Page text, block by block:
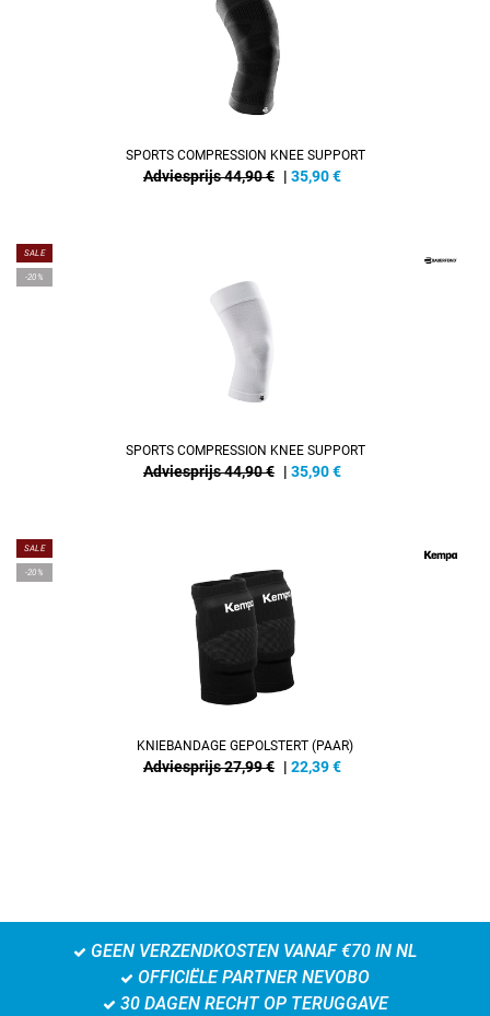
SPORTS COMPRESSION KNEE SUPPORT
Adviesprijs 44,90 € | 35,90€
SALE
-20%
SPORTS COMPRESSION KNEE SUPPORT
Adviesprijs 44,90 € | 35,90€
SALE
-20%
KNIEBANDAGE GEPOLSTERT (PAAR)
Adviesprijs 27,99 € | 22,39€
GEEN VERZENDKOSTEN VANAF €70 IN NL
OFFICIËLE PARTNER NEVOBO
30 DAGEN RECHT OP TERUGGAVE